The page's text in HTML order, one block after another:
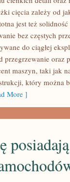
cięcia zależy od
jest też
bez częstych
do ciągłej
przegrzewanie oraz
maszyn, taki jak
który można
More ]